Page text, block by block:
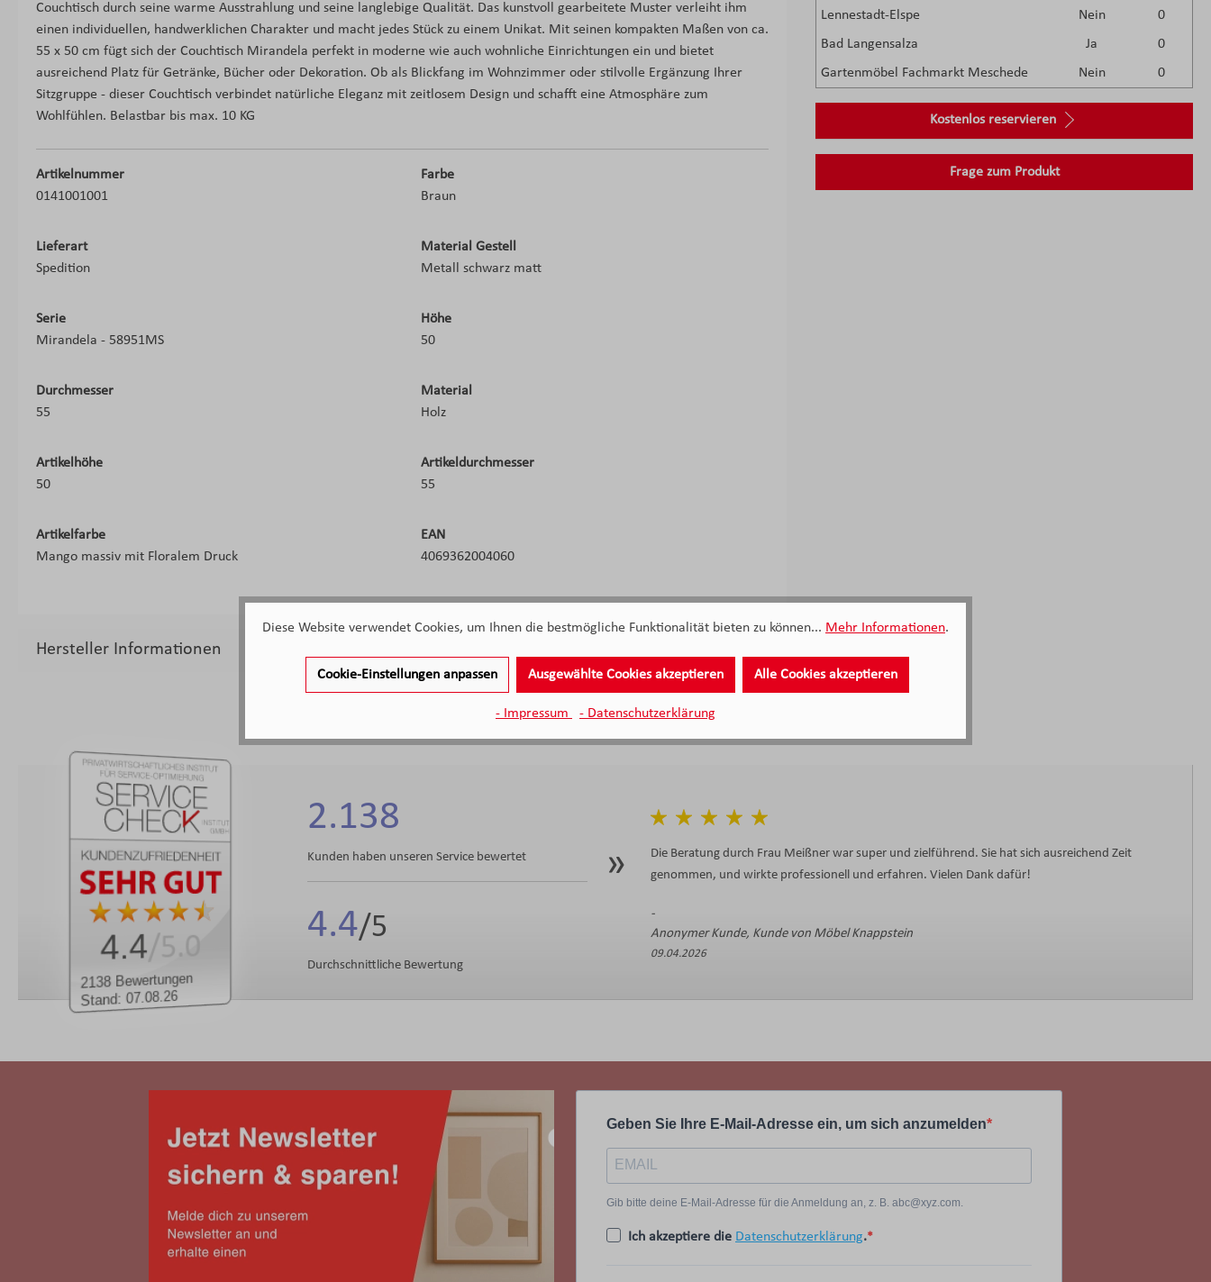
Lennestadt-Elspe
Nein
0
Bad Langensalza
Ja
0
Gartenmöbel Fachmarkt Meschede
Nein 0
Kostenlos reservieren
Frage zum Produkt
Couchtisch durch seine warme Ausstrahlung und seine langlebige Qualität. Das kunstvoll gearbeitete Muster verleiht ihm
einen individuellen, handwerklichen Charakter und macht jedes Stück zu einem Unikat. Mit seinen kompakten Maßen von ca.
55 x 50 cm fügt sich der Couchtisch Mirandela perfekt in moderne wie auch wohnliche Einrichtungen ein und bietet
ausreichend Platz für Getränke, Bücher oder Dekoration. Ob als Blickfang im Wohnzimmer oder stilvolle Ergänzung Ihrer
Sitzgruppe - dieser Couchtisch verbindet natürliche Eleganz mit zeitlosem Design und schafft eine Atmosphäre zum
Wohlfühlen. Belastbar bis max. 10 KG
Artikelnummer
0141001001
Farbe
Braun
Lieferart
Spedition
Material Gestell
Metall schwarz matt
Serie
Mirandela - 58951MS
Höhe
50
Durchmesser
55
Material
Holz
Artikelhöhe
50
Artikeldurchmesser
55
Artikelfarbe
Mango massiv mit Floralem Druck
EAN
4069362004060
Hersteller Informationen
2138 Bewertungen
Stand: 07.08.26
4.4/5.0
2.138
Kunden haben unseren Service bewertet
4.4
Durchschnittliche Bewertung
Die Beratung durch Frau Meißner war super und zielführend. Sie hat sich ausreichend Zeit
genommen, und wirkte professionell und erfahren. Vielen Dank dafür!
Anonymer Kunde, Kunde von Möbel Knappstein
09.04.2026
Geben Sie Ihre E-Mail-Adresse ein, um sich anzumelden
Gib bitte deine E-Mail-Adresse für die Anmeldung an, z. B. abc@xyz.com.
Ich akzeptiere die Datenschutzerklärung.
Diese Website verwendet Cookies, um Ihnen die bestmögliche Funktionalität bieten zu können... Mehr Informationen.
Cookie-Einstellungen anpassen Ausgewählte Cookies akzeptieren Alle Cookies akzeptieren
- Impressum - Datenschutzerklärung